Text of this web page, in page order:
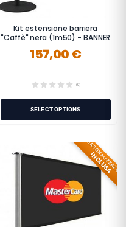
Kit estensione barriera
"Caffè" nera (1m50) - BANNER
157,00 €
(0)
SELECT OPTIONS
INCLUSA